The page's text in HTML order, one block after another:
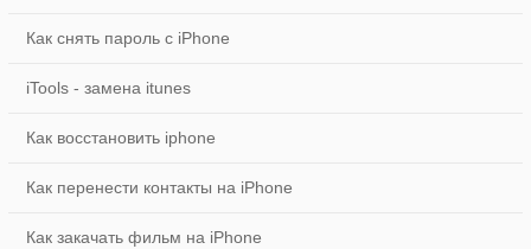
Как снять пароль с iPhone
iTools - замена itunes
Как восстановить iphone
Как перенести контакты на iPhone
Как закачать фильм на iPhone